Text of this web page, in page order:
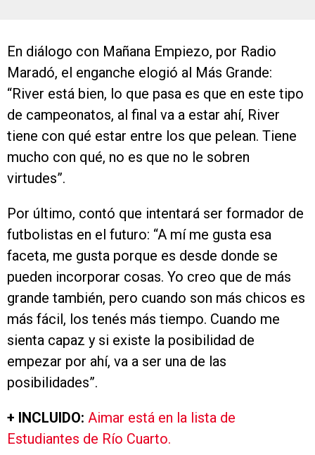
En diálogo con Mañana Empiezo, por Radio
Maradó, el enganche elogió al Más Grande:
“River está bien, lo que pasa es que en este tipo
de campeonatos, al final va a estar ahí, River
tiene con qué estar entre los que pelean. Tiene
mucho con qué, no es que no le sobren
virtudes”.
Por último, contó que intentará ser formador de
futbolistas en el futuro: “A mí me gusta esa
faceta, me gusta porque es desde donde se
pueden incorporar cosas. Yo creo que de más
grande también, pero cuando son más chicos es
más fácil, los tenés más tiempo. Cuando me
sienta capaz y si existe la posibilidad de
empezar por ahí, va a ser una de las
posibilidades”.
+ INCLUIDO: Aimar está en la lista de
Estudiantes de Río Cuarto.